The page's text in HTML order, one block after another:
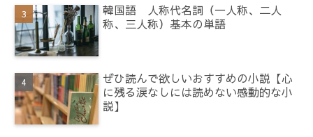
韓国語 人称代名詞（一人称、二人
称、三人称）基本の単語
ぜひ読んで欲しいおすすめの小説【心
に残る涙なしには読めない感動的な小
説】